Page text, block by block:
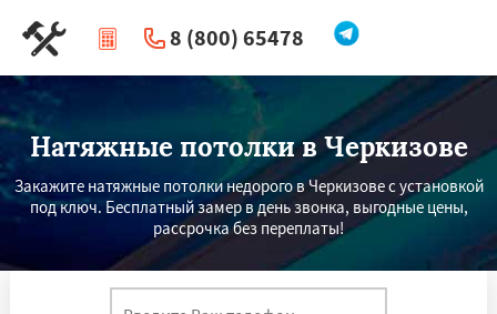
8 (800) 65478
| Перезвоните мне
Натяжные потолки в Черкизове
Закажите натяжные потолки недорого в Черкизове с установкой
под ключ. Бесплатный замер в день звонка, выгодные цены,
рассрочка без переплаты!